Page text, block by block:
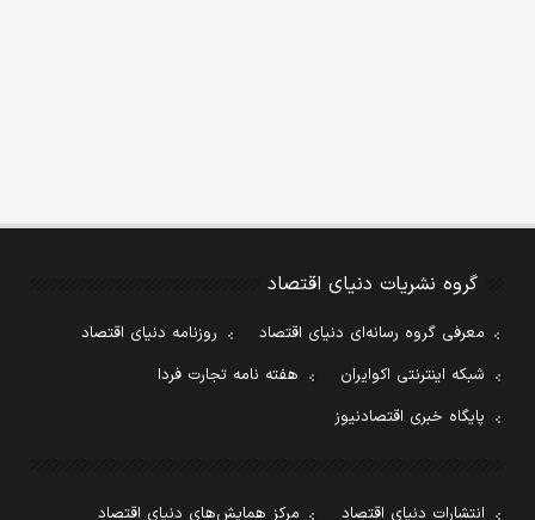
گروه نشریات دنیای اقتصاد
معرفی گروه رسانه‌ای دنیای اقتصاد
روزنامه دنیای اقتصاد
شبکه اینترنتی اکوایران
هفته نامه تجارت فردا
پایگاه خبری اقتصادنیوز
انتشارات دنیای اقتصاد
مرکز همایش‌های دنیای اقتصاد